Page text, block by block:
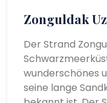
Zonguldak
Der Strand
wunderschönes
seine lange